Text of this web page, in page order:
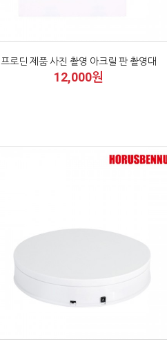
프로딘 제품 사진 촬영 아크릴 판 촬영대
12,000원